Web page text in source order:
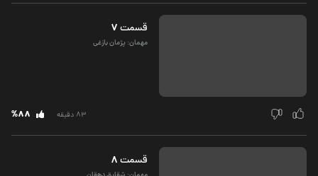
قسمت‌7
مهمان: پژمان بازغی
83 دقیقه %88
قسمت‌8